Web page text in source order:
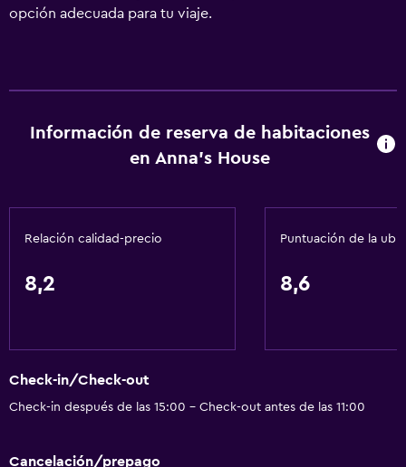
opción adecuada para tu viaje.
Información de reserva de habitaciones
en Anna's House
Relación calidad-precio
8,2
Puntuación de la
8,6
Check-in/Check-out
Check-in después de las 15:00 - Check-out antes de las 11:00
Cancelación/prepago